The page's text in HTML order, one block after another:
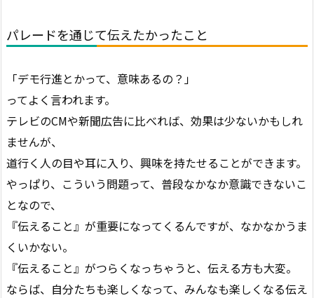
パレードを通じて伝えたかったこと
「デモ行進とかって、意味あるの？」
ってよく言われます。
テレビのCMや新聞広告に比べれば、効果は少ないかもしれ
ませんが、
道行く人の目や耳に入り、興味を持たせることができます。
やっぱり、こういう問題って、普段なかなか意識できないこ
となので、
『伝えること』が重要になってくるんですが、なかなかうま
くいかない。
『伝えること』がつらくなっちゃうと、伝える方も大変。
ならば、自分たちも楽しくなって、みんなも楽しくなる伝え